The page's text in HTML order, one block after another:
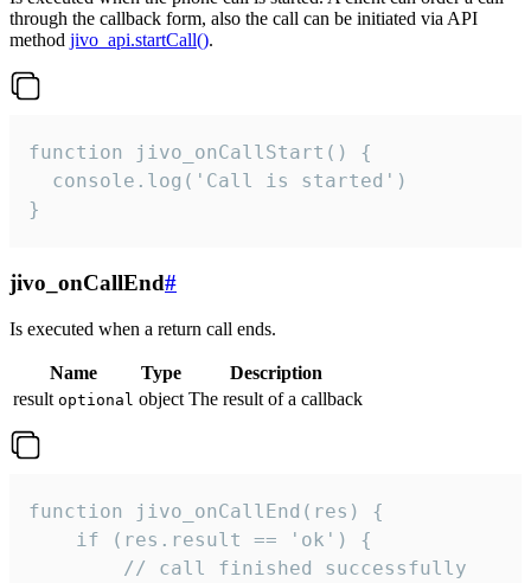
through the callback form, also the call can be initiated via API
method jivo_api.startCall().
function jivo_onCallStart() {
  console.log('Call is started')
}
jivo_onCallEnd#
Is executed when a return call ends.
Name Type
Description
result optional object The result of a callback
function jivo_onCallEnd(res) {
    if (res.result == 'ok') {
        // call finished successfully